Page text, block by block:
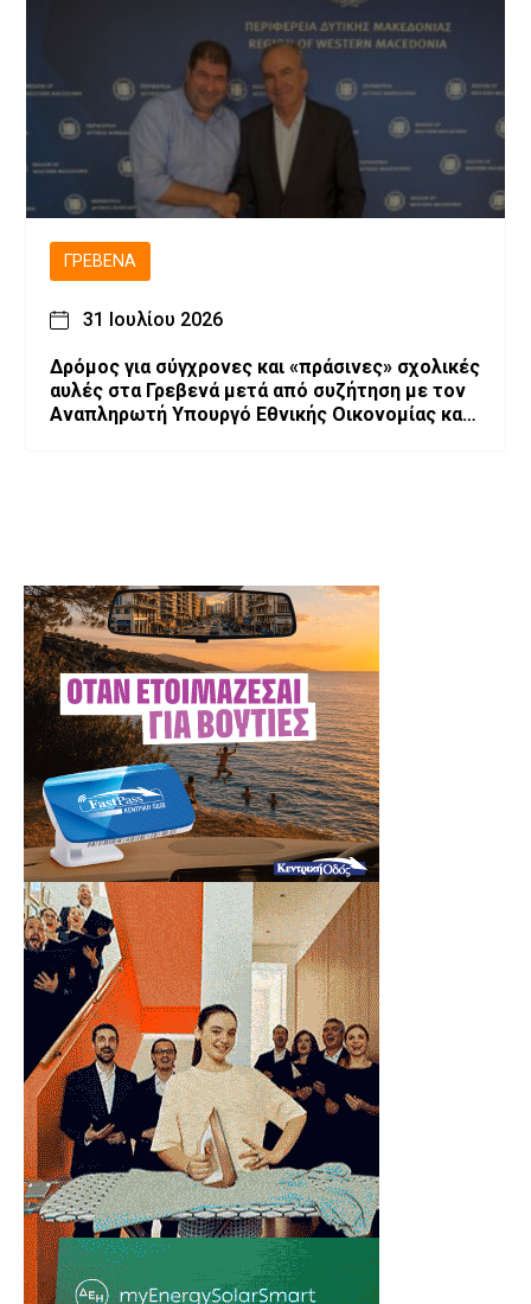
ΓΡΕΒΕΝΆ
31 Ιουλίου 2026
Δρόμος για σύγχρονες και «πράσινες» σχολικές
αυλές στα Γρεβενά μετά από συζήτηση με τον
Αναπληρωτή Υπουργό Εθνικής Οικονομίας και